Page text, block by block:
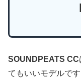
SOUNDPEATS CC
てもいいモデルです